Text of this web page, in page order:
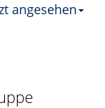
angesehen